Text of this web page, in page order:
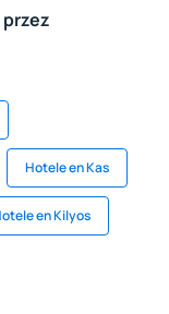
Hotele en Kas
en Kilyos